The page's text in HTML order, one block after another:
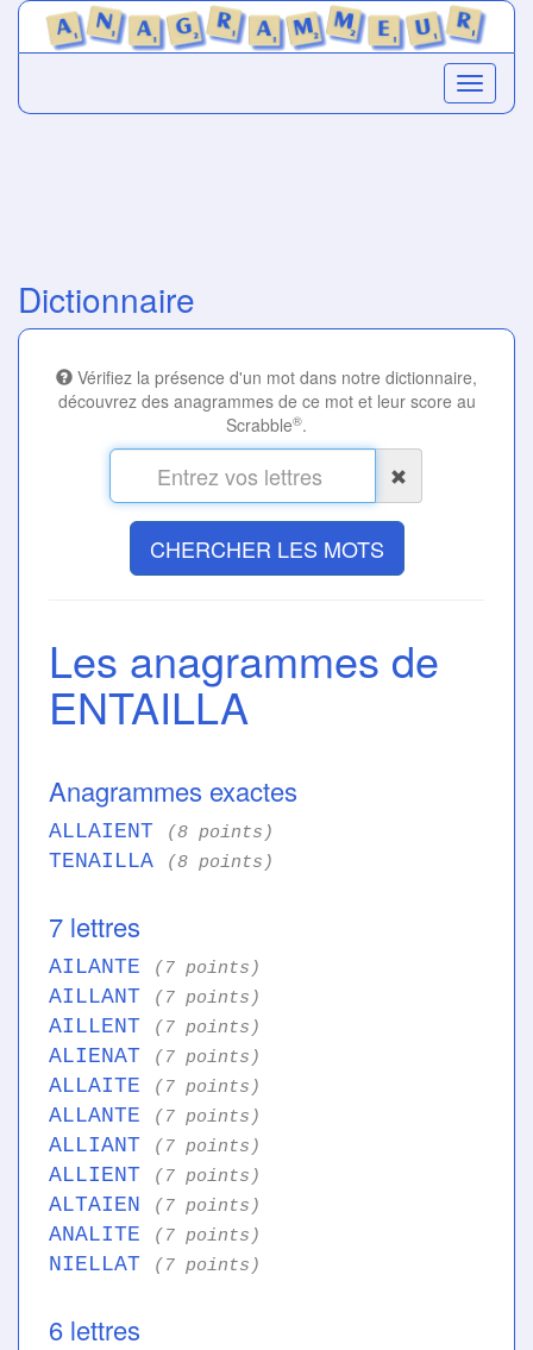
Dictionnaire
Vérifiez la présence d'un mot dans notre dictionnaire,
découvrez des anagrammes de ce mot et leur score au
Scrabble®.
CHERCHER LES MOTS
Les anagrammes de
ENTAILLA
Anagrammes exactes
ALLAIENT (8 points)
TENAILLA (8 points)
7 lettres
AILANTE (7 points)
AILLANT (7 points)
AILLENT (7 points)
ALIENAT (7 points)
ALLAITE (7 points)
ALLANTE (7 points)
ALLIANT (7 points)
ALLIENT (7 points)
ALTAIEN (7 points)
ANALITE (7 points)
NIELLAT (7 points)
6 lettres